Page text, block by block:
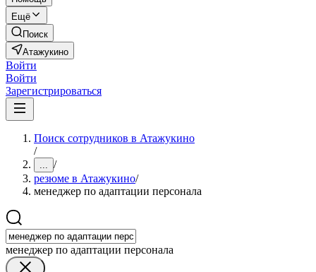
Ещё
Поиск
Атажукино
Войти
Войти
Зарегистрироваться
Поиск сотрудников в Атажукино
/
... /
резюме в Атажукино/
менеджер по адаптации персонала
менеджер по адаптации персонала